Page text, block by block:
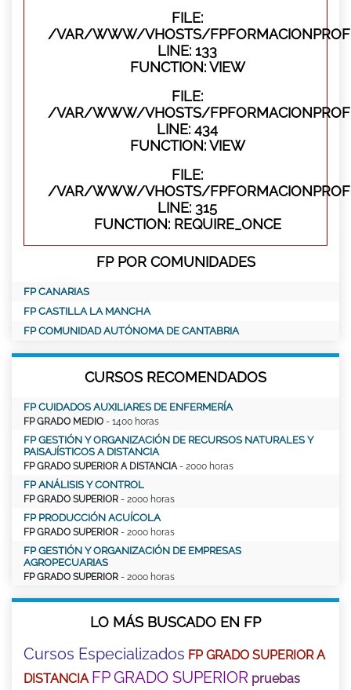
FILE:
/VAR/WWW/VHOSTS/
LINE: 133
FUNCTION: VIEW
FILE:
/VAR/WWW/VHOSTS/
LINE: 434
FUNCTION: VIEW
FILE:
/VAR/WWW/VHOSTS/
LINE: 315
FUNCTION: REQUIRE_ONCE
FP POR COMUNIDADES
FP CANARIAS
FP CASTILLA LA MANCHA
FP COMUNIDAD AUTÓNOMA DE CANTABRIA
CURSOS RECOMENDADOS
FP CUIDADOS AUXILIARES DE ENFERMERÍA
FP GRADO MEDIO - 1400 horas
FP GESTIÓN Y ORGANIZACIÓN DE RECURSOS NATURALES Y
PAISAJÍSTICOS A DISTANCIA
FP GRADO SUPERIOR A DISTANCIA- 2000 horas
FP ANÁLISIS Y CONTROL
FP GRADO SUPERIOR - 2000 horas
FP PRODUCCIÓN ACUÍCOLA
FP GRADO SUPERIOR - 2000 horas
FP GESTIÓN Y ORGANIZACIÓN DE EMPRESAS
AGROPECUARIAS
FP GRADO SUPERIOR - 2000 horas
LO MÁS BUSCADO EN FP
Cursos Especializados FP GRADO SUPERIOR A
DISTANCIA FP GRADO SUPERIOR pruebas